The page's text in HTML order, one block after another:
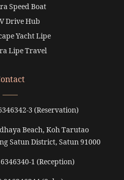
Speed Boat
Drive Hub
Yacht Lipe
Lipe Travel
3 (Reservation)
Beach, Koh Tarutao
Satun District, Satun 91000
1 (Reception)